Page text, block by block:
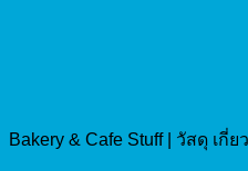
Bakery & Cafe Stuff | วัสดุ เกี่ย